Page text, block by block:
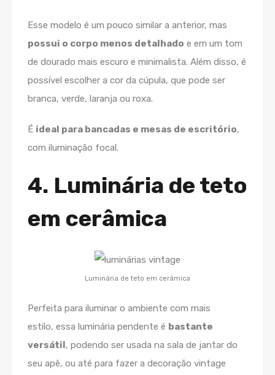
Esse modelo é um pouco similar a anterior, mas
possui o corpo menos detalhado e em um tom
de dourado mais escuro e minimalista. Além disso, é
possível escolher a cor da cúpula, que pode ser
branca, verde, laranja ou roxa.
É ideal para bancadas e mesas de escritório,
com iluminação focal.
4. Luminária de teto
em cerâmica
Luminária de teto em cerâmica
Perfeita para iluminar o ambiente com mais
estilo, essa luminária pendente é bastante
versátil, podendo ser usada na sala de jantar do
seu apê, ou até para fazer a decoração vintage